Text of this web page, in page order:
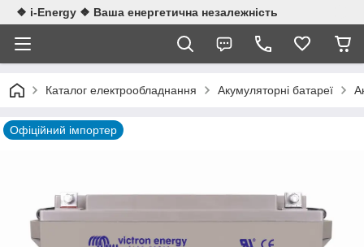
❖ i-Energy ❖ Ваша енергетична незалежність
Каталог електрообладнання Акумуляторні батареї
Офіційний імпортер